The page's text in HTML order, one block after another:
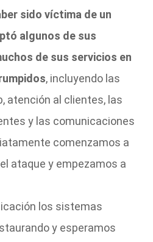
sido víctima de un
algunos de sus
de sus servicios en
, incluyendo las
atención al clientes, las
y las comunicaciones
comenzamos a
ataque y empezamos a
los sistemas
y esperamos